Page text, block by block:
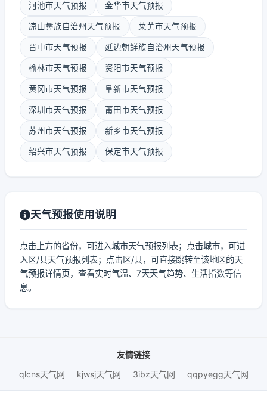
河池市天气预报 金华市天气预报
凉山彝族自治州天气预报 莱芜市天气预报
晋中市天气预报 延边朝鲜族自治州天气预报
榆林市天气预报 资阳市天气预报
黄冈市天气预报 阜新市天气预报
深圳市天气预报 莆田市天气预报
苏州市天气预报 新乡市天气预报
绍兴市天气预报 保定市天气预报
天气预报使用说明
点击上方的省份，可进入城市天气预报列表；点击城市，可进
入区/县天气预报列表；点击区/县，可直接跳转至该地区的天
气预报详情页，查看实时气温、7天天气趋势、生活指数等信
息。
友情链接
qlcns天气网
kjwsj天气网 3ibz天气网 qqpyegg天气网